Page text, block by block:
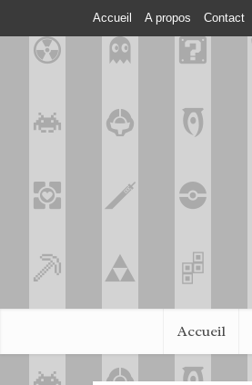
Accueil A propos Contact
Accueil